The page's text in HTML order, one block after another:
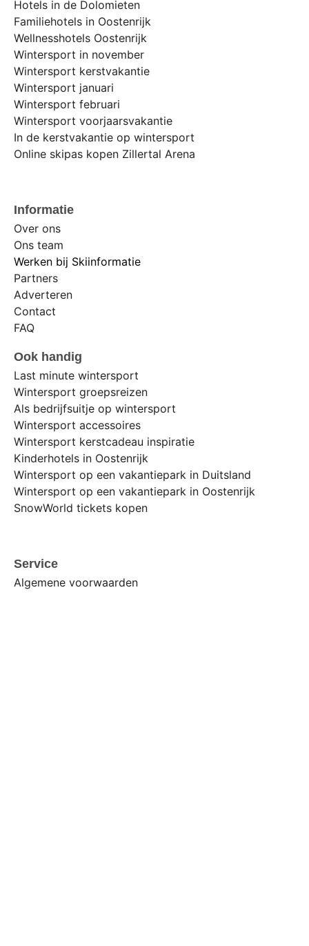
Hotels in de Dolomieten
Familiehotels in Oostenrijk
Wellnesshotels Oostenrijk
Wintersport in november
Wintersport kerstvakantie
Wintersport januari
Wintersport februari
Wintersport voorjaarsvakantie
In de kerstvakantie op wintersport
Online skipas kopen Zillertal Arena
Informatie
Over ons
Ons team
Werken bij Skiinformatie
Partners
Adverteren
Contact
FAQ
Ook handig
Last minute wintersport
Wintersport groepsreizen
Als bedrijfsuitje op wintersport
Wintersport accessoires
Wintersport kerstcadeau inspiratie
Kinderhotels in Oostenrijk
Wintersport op een vakantiepark in Duitsland
Wintersport op een vakantiepark in Oostenrijk
SnowWorld tickets kopen
Service
Algemene voorwaarden